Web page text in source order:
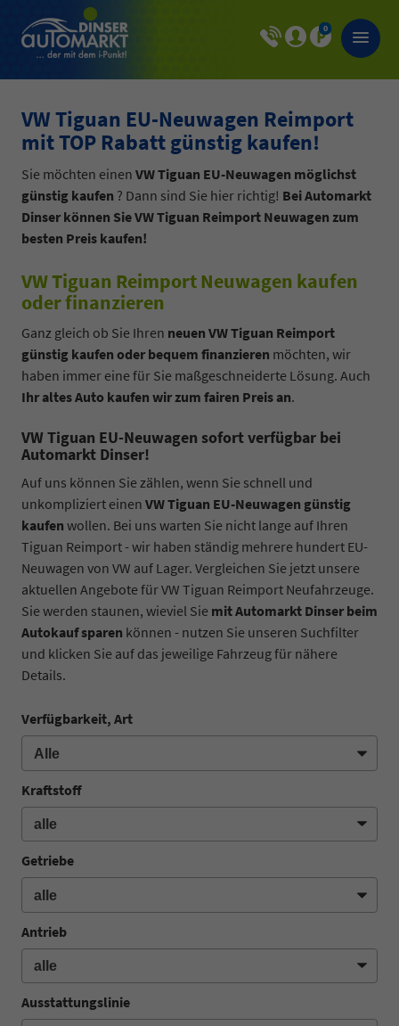
0
VW Tiguan EU-Neuwagen Reimport
mit TOP Rabatt günstig kaufen!
Sie möchten einen VW Tiguan EU-Neuwagen möglichst
günstig kaufen ? Dann sind Sie hier richtig! Bei Automarkt
Dinser können Sie VW Tiguan Reimport Neuwagen zum
besten Preis kaufen!
VW Tiguan Reimport Neuwagen kaufen
oder finanzieren
Ganz gleich ob Sie Ihren neuen VW Tiguan Reimport
günstig kaufen oder bequem finanzieren möchten, wir
haben immer eine für Sie maßgeschneiderte Lösung. Auch
Ihr altes Auto kaufen wir zum fairen Preis an.
VW Tiguan EU-Neuwagen sofort verfügbar bei
Automarkt Dinser!
Auf uns können Sie zählen, wenn Sie schnell und
unkompliziert einen VW Tiguan EU-Neuwagen günstig
kaufen wollen. Bei uns warten Sie nicht lange auf Ihren
Tiguan Reimport - wir haben ständig mehrere hundert EU-
Neuwagen von VW auf Lager. Vergleichen Sie jetzt unsere
aktuellen Angebote für VW Tiguan Reimport Neufahrzeuge.
Sie werden staunen, wieviel Sie mit Automarkt Dinser beim
Autokauf sparen können - nutzen Sie unseren Suchfilter
und klicken Sie auf das jeweilige Fahrzeug für nähere
Details.
Verfügbarkeit, Art
Kraftstoff
Getriebe
Antrieb
Ausstattungslinie